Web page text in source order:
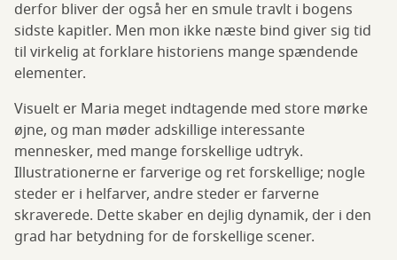
derfor bliver der også her en smule travlt i bogens
sidste kapitler. Men mon ikke næste bind giver sig tid
til virkelig at forklare historiens mange spændende
elementer.
Visuelt er Maria meget indtagende med store mørke
øjne, og man møder adskillige interessante
mennesker, med mange forskellige udtryk.
Illustrationerne er farverige og ret forskellige; nogle
steder er i helfarver, andre steder er farverne
skraverede. Dette skaber en dejlig dynamik, der i den
grad har betydning for de forskellige scener.